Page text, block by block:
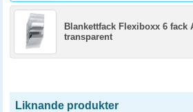
Blankettfack Flexiboxx 6 fack
transparent
Liknande produkter